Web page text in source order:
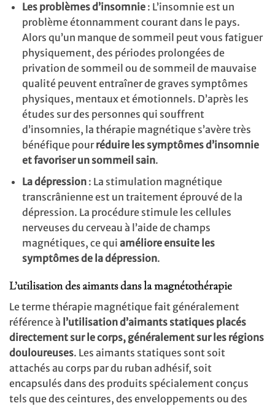
Les problèmes d’insomnie: L’insomnie est un
problème étonnamment courant dans le pays.
Alors qu’un manque de sommeil peut vous fatiguer
physiquement, des périodes prolongées de
privation de sommeil ou de sommeil de mauvaise
qualité peuvent entraîner de graves symptômes
physiques, mentaux et émotionnels. D’après les
études sur des personnes qui souffrent
d’insomnies, la thérapie magnétique s’avère très
bénéfique pourréduire les symptômes d’insomnie
et favoriser un sommeil sain.
La dépression: La stimulation magnétique
transcrânienne est un traitement éprouvé de la
dépression. La procédure stimule les cellules
nerveuses du cerveau à l’aide de champs
magnétiques, ce qui améliore ensuite les
symptômes de la dépression.
L’utilisation des aimants dans la magnétothérapie
Le terme thérapie magnétique fait généralement
référence à l’utilisation d’aimants statiques placés
directement sur le corps, généralement sur les régions
douloureuses. Les aimants statiques sont soit
attachés au corps par du ruban adhésif, soit
encapsulés dans des produits spécialement conçus
tels que des ceintures, des enveloppements ou des